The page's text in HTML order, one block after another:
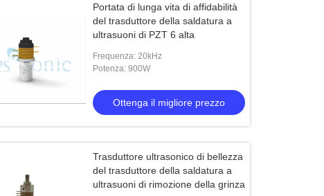
Portata di lunga vita di affidabilità
del trasduttore della saldatura a
ultrasuoni di PZT 6 alta
Frequenza: 20kHz
Potenza: 900W
Ottenga il migliore prezzo
Trasduttore ultrasonico di bellezza
del trasduttore della saldatura a
ultrasuoni di rimozione della grinza